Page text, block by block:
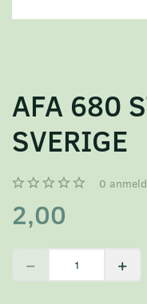
AFA 680
SVERIGE
0
2,00